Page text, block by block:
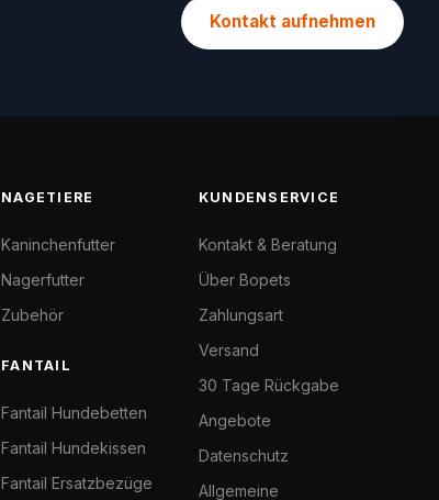
Kontakt aufnehmen
NAGETIERE
Kaninchenfutter
Nagerfutter
Zubehör
FANTAIL
Fantail Hundebetten
Fantail Hundekissen
Fantail Ersatzbezüge
KUNDENSERVICE
Kontakt & Beratung
Über Bopets
Zahlungsart
Versand
30 Tage Rückgabe
Angebote
Datenschutz
Allgemeine